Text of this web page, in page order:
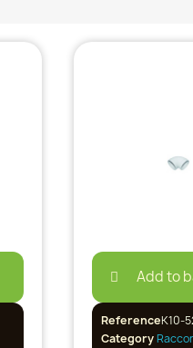
Add to
ReferenceK10-
Category